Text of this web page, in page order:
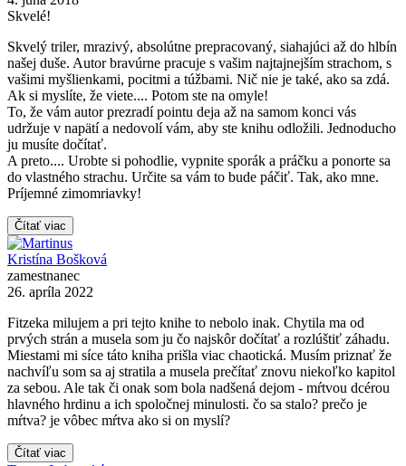
Skvelé!
Skvelý triler, mrazivý, absolútne prepracovaný, siahajúci až do hlbín
našej duše. Autor bravúrne pracuje s vašim najtajnejším strachom, s
vašimi myšlienkami, pocitmi a túžbami. Nič nie je také, ako sa zdá.
Ak si myslíte, že viete.... Potom ste na omyle!
To, že vám autor prezradí pointu deja až na samom konci vás
udržuje v napätí a nedovolí vám, aby ste knihu odložili. Jednoducho
ju musíte dočítať.
A preto.... Urobte si pohodlie, vypnite sporák a práčku a ponorte sa
do vlastného strachu. Určite sa vám to bude páčiť. Tak, ako mne.
Príjemné zimomriavky!
Čítať viac
Kristína Bošková
zamestnanec
26. apríla 2022
Fitzeka milujem a pri tejto knihe to nebolo inak. Chytila ma od
prvých strán a musela som ju čo najskôr dočítať a rozlúštiť záhadu.
Miestami mi síce táto kniha prišla viac chaotická. Musím priznať že
nachvíľu som sa aj stratila a musela prečítať znovu niekoľko kapitol
za sebou. Ale tak či onak som bola nadšená dejom - mŕtvou dcérou
hlavného hrdinu a ich spoločnej minulosti. čo sa stalo? prečo je
mŕtva? je vôbec mŕtva ako si on myslí?
Čítať viac